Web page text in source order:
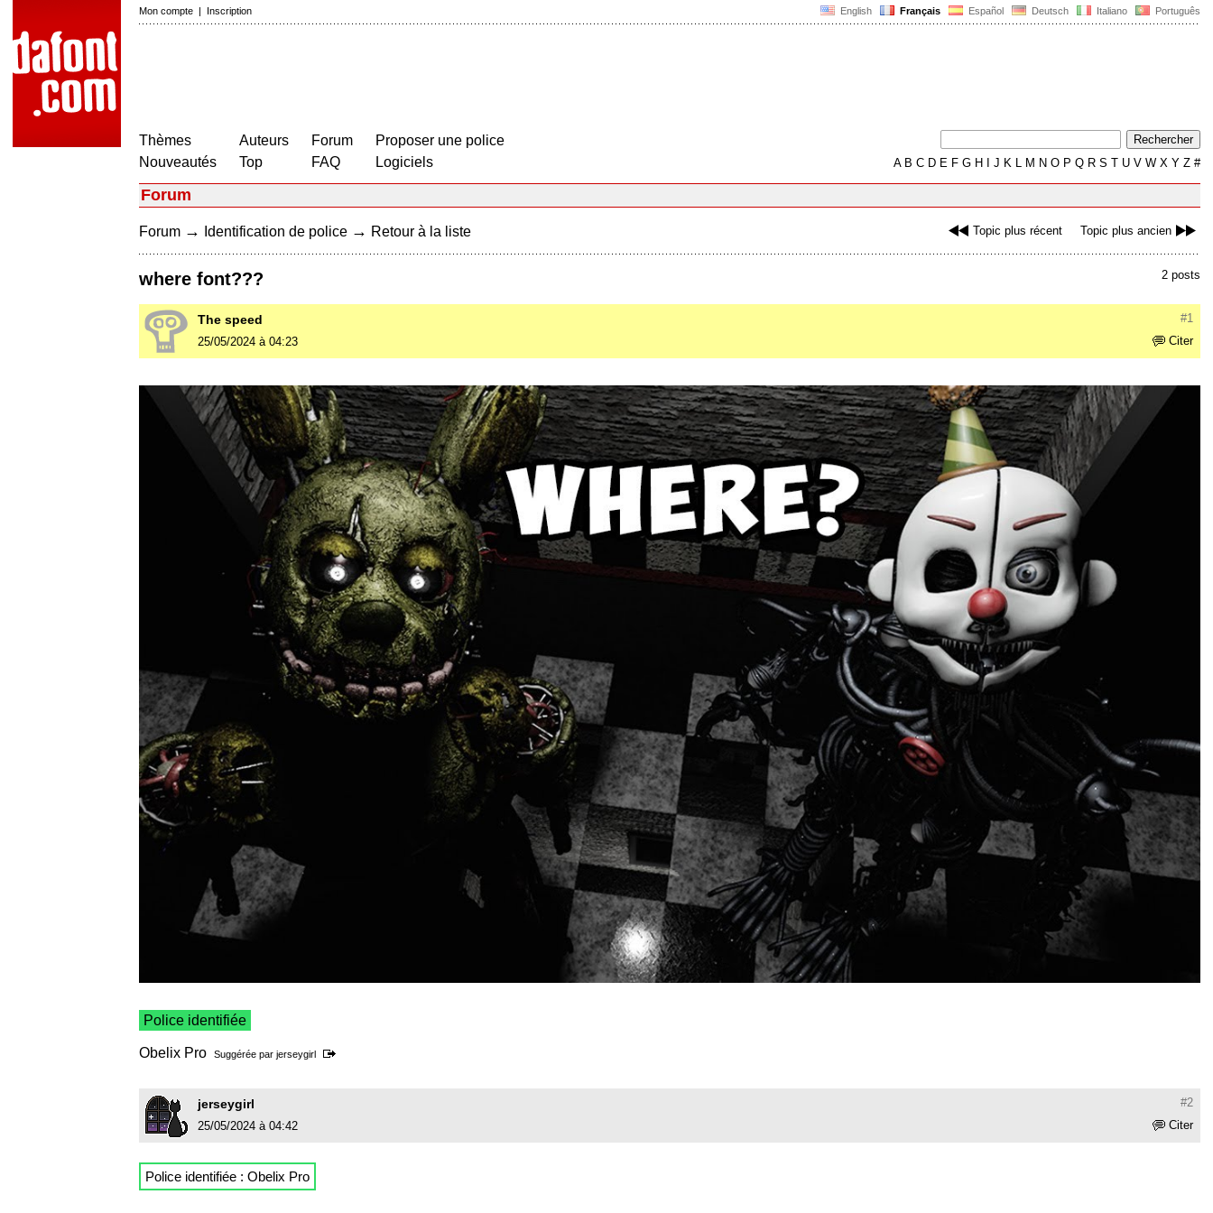
English Français Español Deutsch Italiano Português
Mon compte | Inscription
Thèmes
Nouveautés
Auteurs
Top
Forum
FAQ
Proposer une police
Logiciels
AB C D E F G H J K L M N O P Q R S T U V W X Y Z #
Forum
Topic plus récent Topic plus ancien
Forum → Identification de police → Retour à la liste
2 posts
where font???
#1
The speed
Citer
25/05/2024 à 04:23
Police identifiée
Obelix Pro Suggérée par jerseygirl
#2
jerseygirl
Citer
25/05/2024 à 04:42
Police identifiée : Obelix Pro